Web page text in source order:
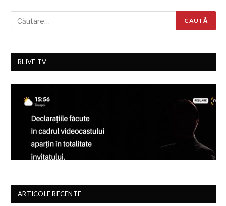
RLIVE TV
ARTICOLE RECENTE